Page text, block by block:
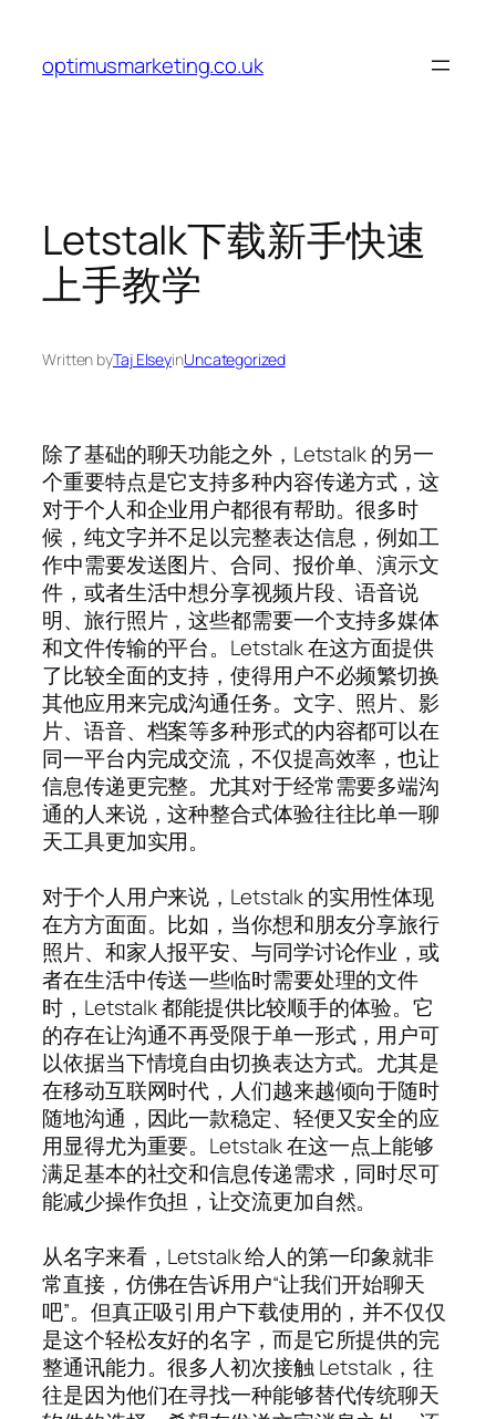
content
optimusmarketing.co.uk
Letstalk下载新手快速
上手教学
Written byTaj ElseyinUncategorized
除了基础的聊天功能之外，Letstalk 的另一
个重要特点是它支持多种内容传递方式，这
对于个人和企业用户都很有帮助。很多时
候，纯文字并不足以完整表达信息，例如工
作中需要发送图片、合同、报价单、演示文
件，或者生活中想分享视频片段、语音说
明、旅行照片，这些都需要一个支持多媒体
和文件传输的平台。Letstalk 在这方面提供
了比较全面的支持，使得用户不必频繁切换
其他应用来完成沟通任务。文字、照片、影
片、语音、档案等多种形式的内容都可以在
同一平台内完成交流，不仅提高效率，也让
信息传递更完整。尤其对于经常需要多端沟
通的人来说，这种整合式体验往往比单一聊
天工具更加实用。
对于个人用户来说，Letstalk 的实用性体现
在方方面面。比如，当你想和朋友分享旅行
照片、和家人报平安、与同学讨论作业，或
者在生活中传送一些临时需要处理的文件
时，Letstalk 都能提供比较顺手的体验。它
的存在让沟通不再受限于单一形式，用户可
以依据当下情境自由切换表达方式。尤其是
在移动互联网时代，人们越来越倾向于随时
随地沟通，因此一款稳定、轻便又安全的应
用显得尤为重要。Letstalk 在这一点上能够
满足基本的社交和信息传递需求，同时尽可
能减少操作负担，让交流更加自然。
从名字来看，Letstalk 给人的第一印象就非
常直接，仿佛在告诉用户“让我们开始聊天
吧”。但真正吸引用户下载使用的，并不仅仅
是这个轻松友好的名字，而是它所提供的完
整通讯能力。很多人初次接触 Letstalk，往
往是因为他们在寻找一种能够替代传统聊天